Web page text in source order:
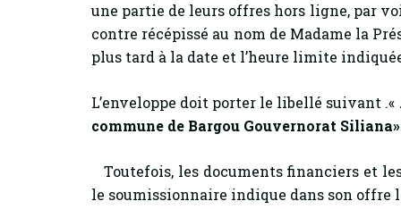
une partie de leurs offres hors ligne, par
contre récépissé au nom de Madame la
plus tard à la date et l’heure limite
L’enveloppe doit porter le libellé suivant .«
commune de Bargou Gouvernorat Siliana
Toutefois, les documents financiers et
le soumissionnaire indique dans son offre